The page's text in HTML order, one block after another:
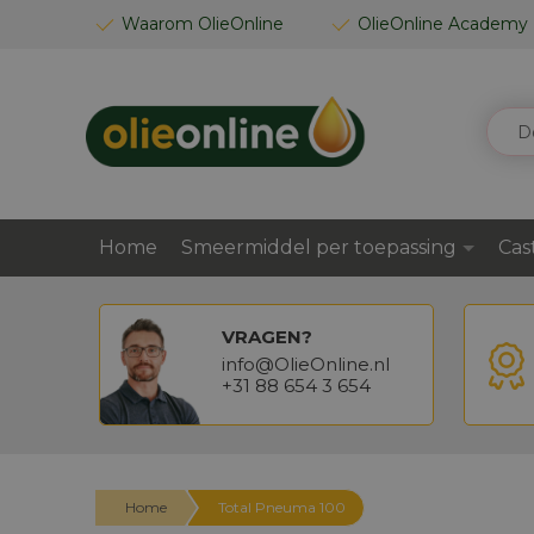
Waarom OlieOnline OlieOnline Academy
GA
ZOEK
Home Smeermiddel per toepassing
VRAGEN?
info@OlieOnline.nl
+31 88 654 3 654
Home Total Pneuma 100